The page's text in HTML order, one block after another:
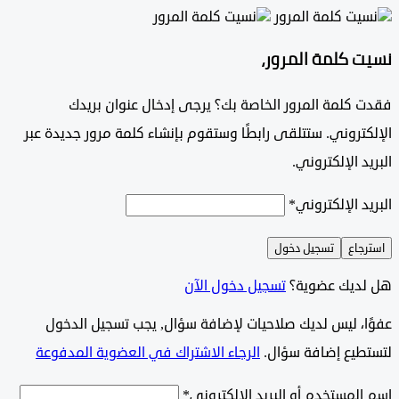
كلمة المرور،
كلمة المرور الخاصة بك؟ يرجى إدخال عنوان بريدك
ستتلقى رابطًا وستقوم بإنشاء كلمة مرور جديدة عبر
الإلكتروني.
الإلكتروني*
تسجيل دخول
عضوية؟تسجيل دخول الآن
ليس لديك صلاحيات لإضافة سؤال, يجب تسجيل الدخول
إضافة سؤال.الرجاء الاشتراك في العضوية المدفوعة